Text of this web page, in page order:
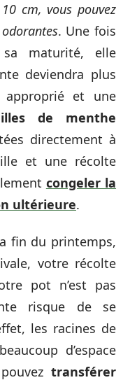
cm, vous pouvez
. Une fois
maturité, elle
deviendra plus
et une
de menthe
directement à
et une récolte
congeler la
ultérieure.
fin du printemps,
votre récolte
pot n’est pas
risque de se
les racines de
d’espace
transférer